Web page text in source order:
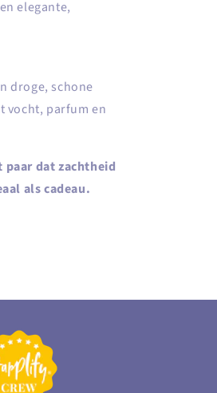
elegante,
droge, schone
vocht, parfum en
paar dat zachtheid
als cadeau.